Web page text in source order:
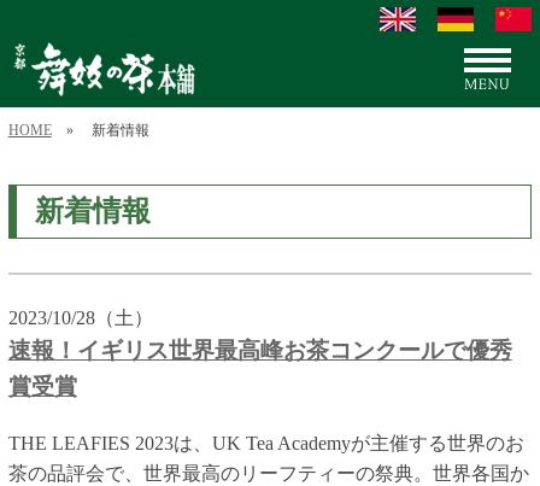
HOME» 新着情報
新着情報
2023/10/28（土）
速報！イギリス世界最高峰お茶コンクールで優秀
賞受賞
THE LEAFIES 2023は、UK Tea Academyが主催する世界のお
茶の品評会で、世界最高のリーフティーの祭典。世界各国か